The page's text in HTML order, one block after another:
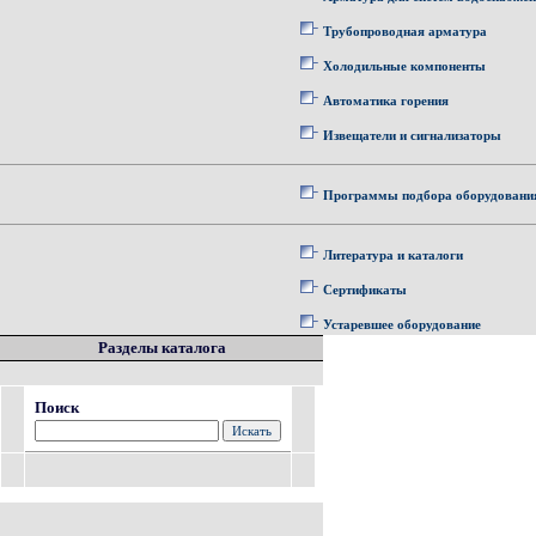
Трубопроводная арматура
Холодильные компоненты
Автоматика горения
Извещатели и сигнализаторы
Программы подбора
Литература и каталоги
Сертификаты
Устаревшее оборудование
Разделы каталога
Поиск